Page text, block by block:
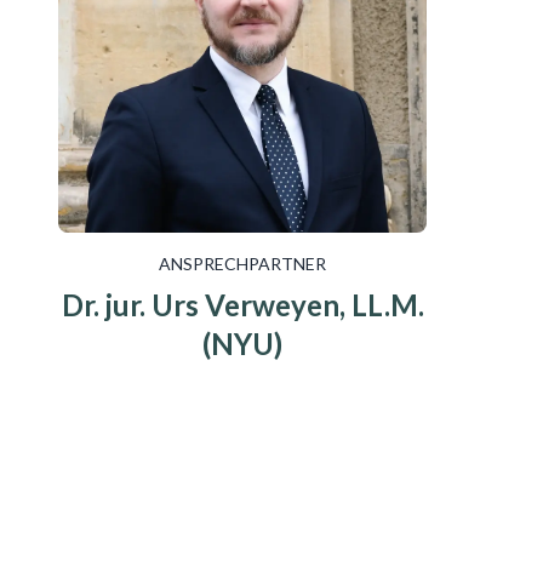
ANSPRECHPARTNER
Dr. jur. Urs Verweyen, LL.M.
(NYU)